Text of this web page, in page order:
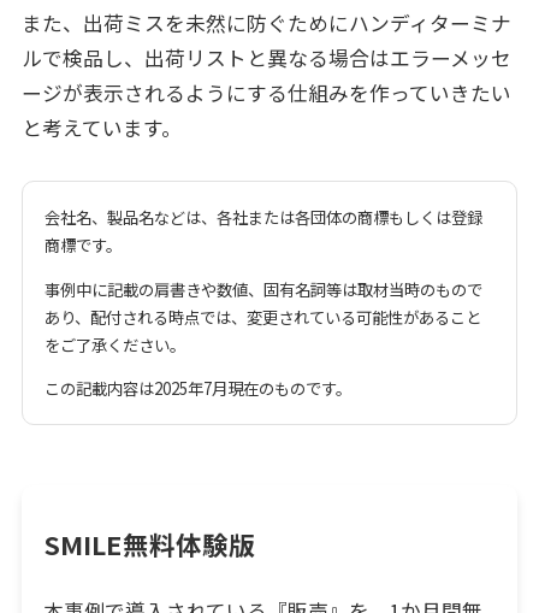
また、出荷ミスを未然に防ぐためにハンディターミナ
ルで検品し、出荷リストと異なる場合はエラーメッセ
ージが表示されるようにする仕組みを作っていきたい
と考えています。
会社名、製品名などは、各社または各団体の商標もしくは登録
商標です。
事例中に記載の肩書きや数値、固有名詞等は取材当時のもので
あり、配付される時点では、変更されている可能性があること
をご了承ください。
この記載内容は2025年7月現在のものです。
SMILE無料体験版